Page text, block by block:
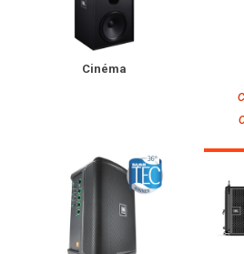
Sessions de formation en ligne
Où acheter et se connecter
Cinéma